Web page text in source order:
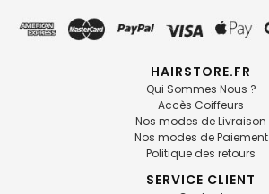
HAIRSTORE.FR
Qui Sommes Nous ?
Accès Coiffeurs
Nos modes de Livraison
Nos modes de Paiement
Politique des retours
SERVICE CLIENT